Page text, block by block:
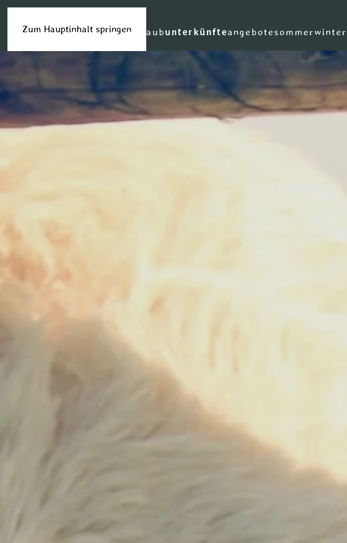
Zum Hauptinhalt springen
bauernhofurlaubunterkünfteangebotesommerwinter